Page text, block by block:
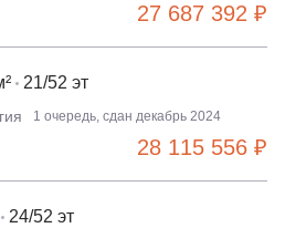
27 687 392 ₽
21/52 эт
1 очередь, сдан декабрь 2024
28 115 556 ₽
24/52 эт